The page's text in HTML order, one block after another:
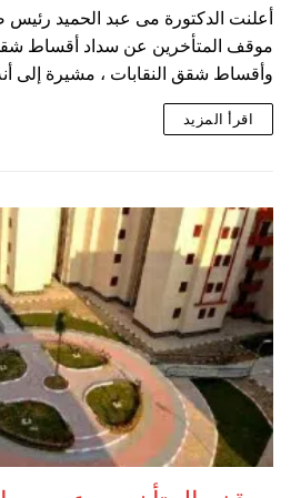
أعلنت الدكتورة مى عبد الحميد رئيس
موقف المتأخرين عن سداد أقساط
وأقساط شقق النقابات ، مشيرة إلى
اقرأ المزيد